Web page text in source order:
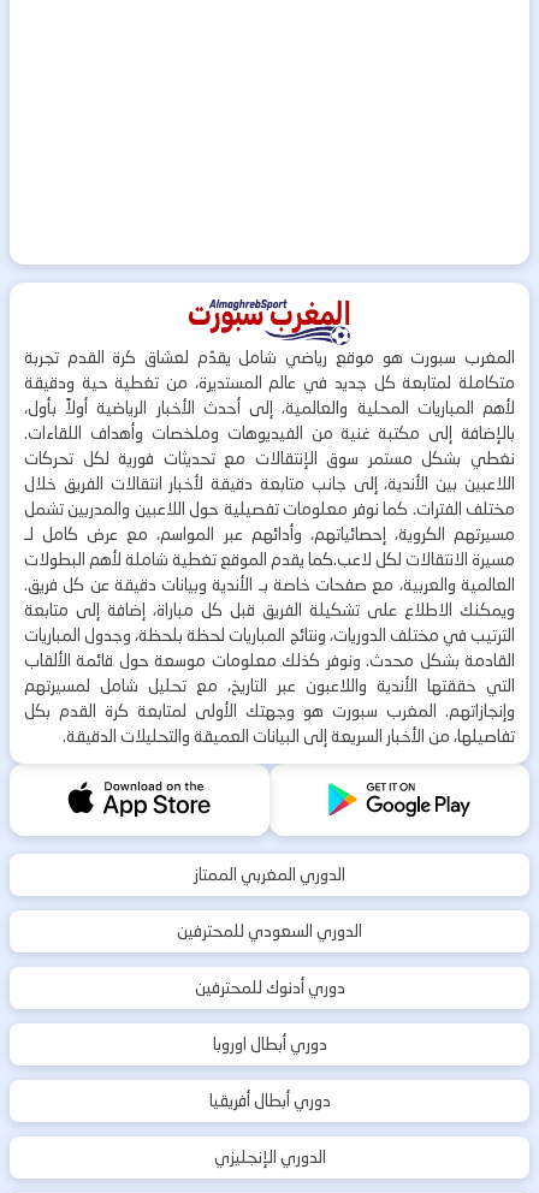
المغرب سبورت هو موقع رياضي شامل يقدّم لعشاق كرة القدم تجربة
متكاملة لمتابعة كل جديد في عالم المستديرة، من تغطية حية ودقيقة
لأهم المباريات المحلية والعالمية، إلى أحدث الأخبار الرياضية أولاً بأول،
بالإضافة إلى مكتبة غنية من الفيديوهات وملخصات وأهداف اللقاءات.
نغطي بشكل مستمر سوق الإنتقالات مع تحديثات فورية لكل تحركات
اللاعبين بين الأندية، إلى جانب متابعة دقيقة لأخبار انتقالات الفريق خلال
مختلف الفترات. كما نوفر معلومات تفصيلية حول اللاعبين والمدربين تشمل
مسيرتهم الكروية، إحصائياتهم، وأدائهم عبر المواسم، مع عرض كامل لـ
مسيرة الانتقالات لكل لاعب.كما يقدم الموقع تغطية شاملة لأهم البطولات
العالمية والعربية، مع صفحات خاصة بـ الأندية وبيانات دقيقة عن كل فريق.
ويمكنك الاطلاع على تشكيلة الفريق قبل كل مباراة، إضافة إلى متابعة
الترتيب في مختلف الدوريات، ونتائج المباريات لحظة بلحظة، وجدول المباريات
القادمة بشكل محدث. ونوفر كذلك معلومات موسعة حول قائمة الألقاب
التي حققتها الأندية واللاعبون عبر التاريخ، مع تحليل شامل لمسيرتهم
وإنجازاتهم. المغرب سبورت هو وجهتك الأولى لمتابعة كرة القدم بكل
تفاصيلها، من الأخبار السريعة إلى البيانات العميقة والتحليلات الدقيقة.
الدوري المغربي الممتاز
الدوري السعودي للمحترفين
دوري أدنوك للمحترفين
دوري أبطال اوروبا
دوري أبطال أفريقيا
الدوري الإنجليزي